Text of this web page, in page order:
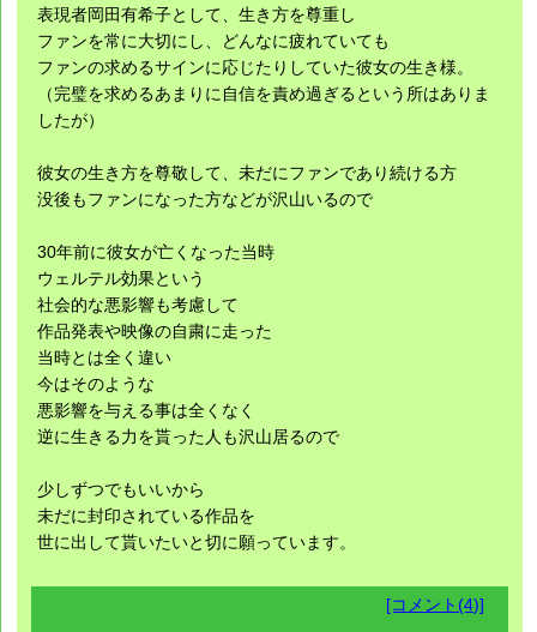
表現者岡田有希子として、生き方を尊重し
ファンを常に大切にし、どんなに疲れていても
ファンの求めるサインに応じたりしていた彼女の生き様。
（完璧を求めるあまりに自信を責め過ぎるという所はありま
したが）
彼女の生き方を尊敬して、未だにファンであり続ける方
没後もファンになった方などが沢山いるので
30年前に彼女が亡くなった当時
ウェルテル効果という
社会的な悪影響も考慮して
作品発表や映像の自粛に走った
当時とは全く違い
今はそのような
悪影響を与える事は全くなく
逆に生きる力を貰った人も沢山居るので
少しずつでもいいから
未だに封印されている作品を
世に出して貰いたいと切に願っています。
[コメント(4)]